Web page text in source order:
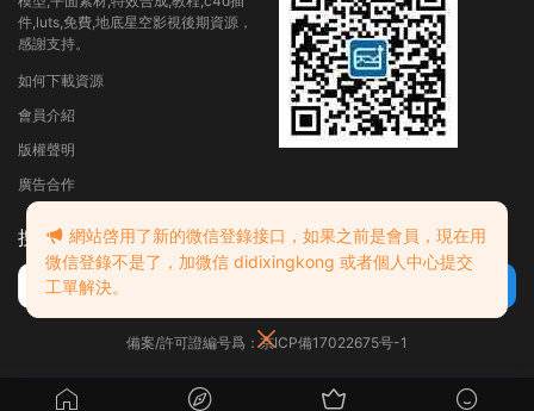
件,luts,免費,地底星空影視後期資源，
感謝支持。
如何下載資源
會員介紹
版權聲明
廣告合作
搜索
備案/許可證編号爲：京ICP備17022675号-1
網站啓用了新的微信登錄接口，如果之前是會員，現在用
微信登錄不是了，加微信 didixingkong 或者個人中心提交
工單解決。